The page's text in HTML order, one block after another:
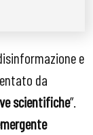
e
da
scientifiche”.